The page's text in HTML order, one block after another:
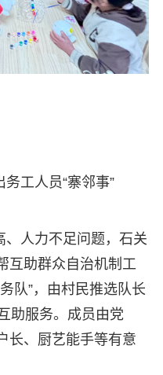
工人员“寨邻事”
人力不足问题，石关
互助群众自治机制工
队”，由村民推选队长
助服务。成员由党
长、厨艺能手等有意